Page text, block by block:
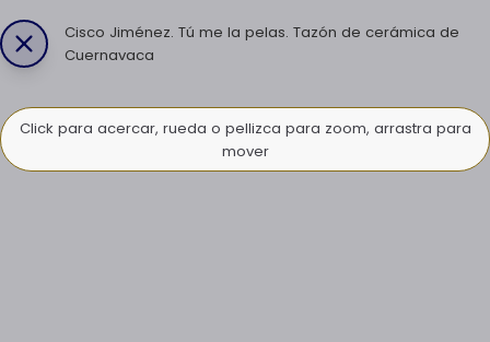
Cisco Jiménez. Tú me la pelas. Tazón de cerámica de
Cuernavaca
Click para acercar, rueda o pellizca para zoom, arrastra para
mover